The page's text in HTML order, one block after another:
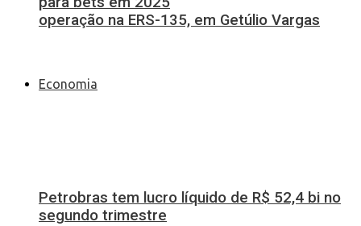
operação na ERS-135, em Getúlio Vargas
Economia
Petrobras tem lucro líquido de R$ 52,4 bi no
segundo trimestre